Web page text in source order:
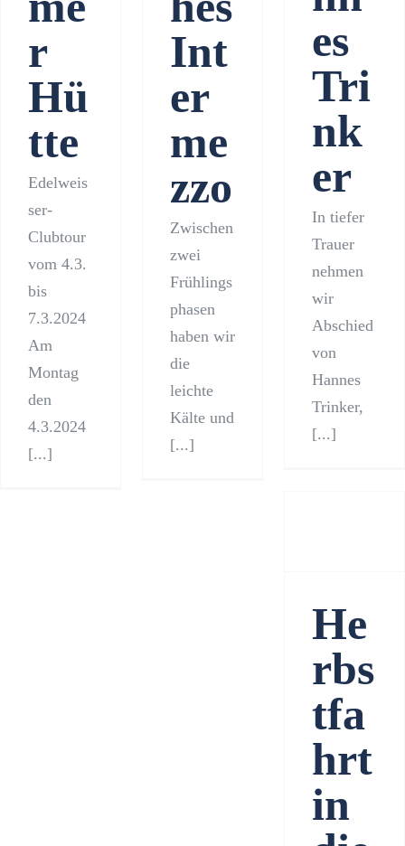
r
Hü
tte
Edelweis
ser-
Clubtour
vom 4.3.
bis
7.3.2024
Am
Montag
den
4.3.2024
[...]
Int
er
me
zzo
Zwischen
zwei
Frühlings
phasen
haben wir
die
leichte
Kälte und
[...]
es
Tri
nk
er
In tiefer
Trauer
nehmen
wir
Abschied
von
Hannes
Trinker,
[...]
He
rbs
tfa
hrt
in